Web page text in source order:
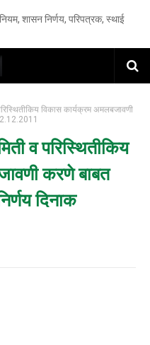
शासन निर्णय, परिपत्रक, स्थाई
विकास कार्यक्रम अमलबजावणी
व परिस्थितीकिय
करणे बाबत
दिनाक